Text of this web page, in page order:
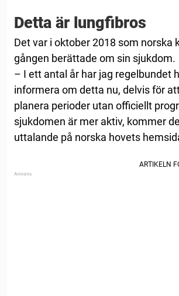
Detta är lungfibros
Det var i oktober 2018 som
gången berättade om sin sjukdom.
– I ett antal år har jag regelbundet
informera om detta nu, delvis för
planera perioder utan officiellt
sjukdomen är mer aktiv, kommer
uttalande på norska hovets